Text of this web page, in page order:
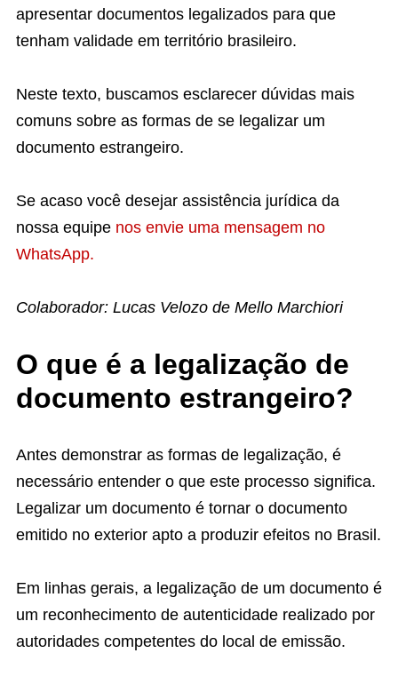
apresentar documentos legalizados para que
tenham validade em território brasileiro.
Neste texto, buscamos esclarecer dúvidas mais
comuns sobre as formas de se legalizar um
documento estrangeiro.
Se acaso você desejar assistência jurídica da
nossa equipe nos envie uma mensagem no
WhatsApp.
Colaborador: Lucas Velozo de Mello Marchiori
O que é a legalização de
documento estrangeiro?
Antes demonstrar as formas de legalização, é
necessário entender o que este processo significa.
Legalizar um documento é tornar o documento
emitido no exterior apto a produzir efeitos no Brasil.
Em linhas gerais, a legalização de um documento é
um reconhecimento de autenticidade realizado por
autoridades competentes do local de emissão.